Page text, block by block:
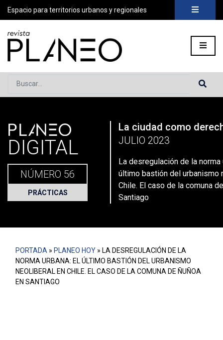
Espacio para territorios urbanos y regionales
Buscar...
Portada» Planeo Hoy La desregulación de la norma
PLANEO
DIGITAL
NÚMERO 56
PRÁCTICAS
La ciudad como
JULIO 2023
La desregulación de la norma
último bastión del urbanismo
Chile. El caso de la comuna
Santiago
PORTADA » PLANEO HOY » LA DESREGULACIÓN DE LA
NORMA URBANA: EL ÚLTIMO BASTIÓN DEL URBANISMO
NEOLIBERAL EN CHILE. EL CASO DE LA COMUNA DE ÑUÑOA
EN SANTIAGO